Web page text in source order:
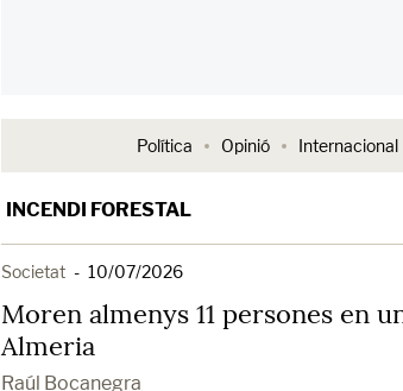
Política Opinió Internacional
INCENDI FORESTAL
Societat - 10/07/2026
Moren almenys 11 persones en
Almeria
Raúl Bocanegra